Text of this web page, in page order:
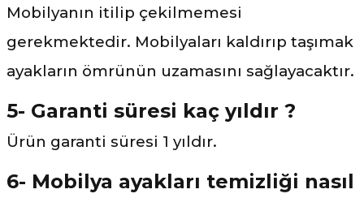
Mobilyanın itilip çekilmemesi
gerekmektedir. Mobilyaları kaldırıp taşımak
ayakların ömrünün uzamasını sağlayacaktır.
5- Garanti süresi kaç yıldır ?
Ürün garanti süresi 1 yıldır.
6- Mobilya ayakları temizliği nasıl